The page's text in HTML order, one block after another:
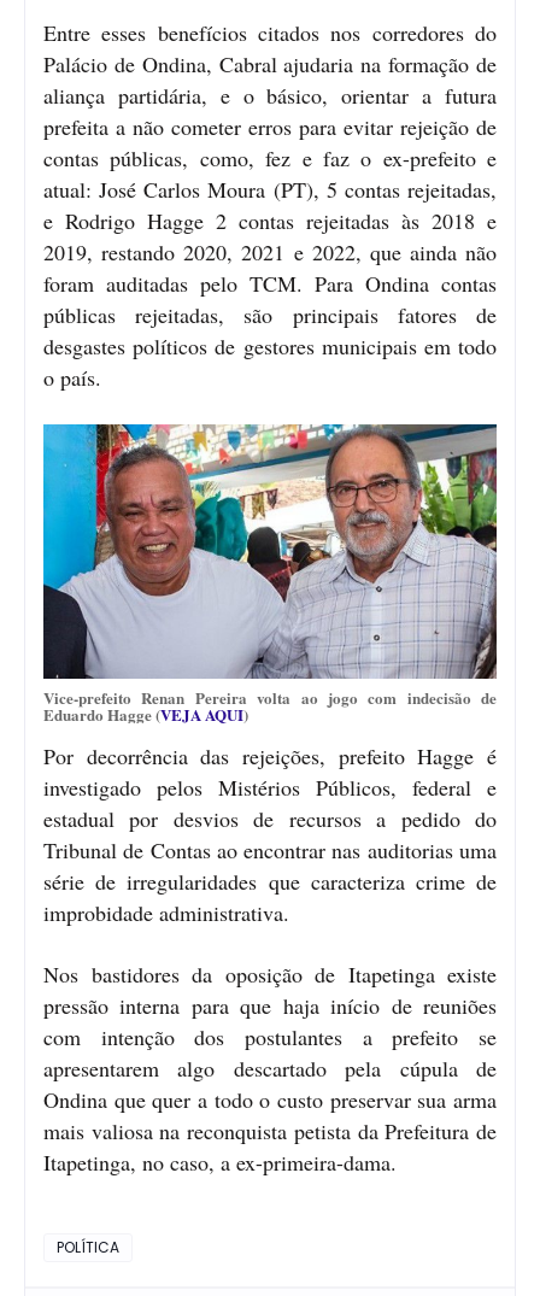
Entre esses benefícios citados nos corredores do
Palácio de Ondina, Cabral ajudaria na formação de
aliança partidária, e o básico, orientar a futura
prefeita a não cometer erros para evitar rejeição de
contas públicas, como, fez e faz o ex-prefeito e
atual: José Carlos Moura (PT), 5 contas rejeitadas,
e Rodrigo Hagge 2 contas rejeitadas às 2018 e
2019, restando 2020, 2021 e 2022, que ainda não
foram auditadas pelo TCM. Para Ondina contas
públicas rejeitadas, são principais fatores de
desgastes políticos de gestores municipais em todo
o país.
Vice-prefeito Renan Pereira volta ao jogo com indecisão de
Eduardo Hagge (VEJA AQUI)
Por decorrência das rejeições, prefeito Hagge é
investigado pelos Mistérios Públicos, federal e
estadual por desvios de recursos a pedido do
Tribunal de Contas ao encontrar nas auditorias uma
série de irregularidades que caracteriza crime de
improbidade administrativa.
Nos bastidores da oposição de Itapetinga existe
pressão interna para que haja início de reuniões
com intenção dos postulantes a prefeito se
apresentarem algo descartado pela cúpula de
Ondina que quer a todo o custo preservar sua arma
mais valiosa na reconquista petista da Prefeitura de
Itapetinga, no caso, a ex-primeira-dama.
POLÍTICA